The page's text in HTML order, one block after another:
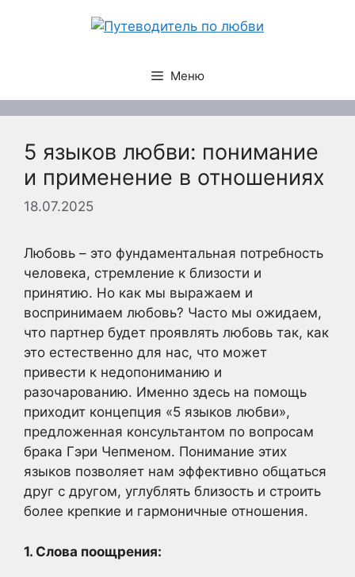
Меню
5 языков любви: понимание
и применение в отношениях
18.07.2025
Любовь – это фундаментальная потребность
человека, стремление к близости и
принятию. Но как мы выражаем и
воспринимаем любовь? Часто мы ожидаем,
что партнер будет проявлять любовь так, как
это естественно для нас, что может
привести к недопониманию и
разочарованию. Именно здесь на помощь
приходит концепция «5 языков любви»,
предложенная консультантом по вопросам
брака Гэри Чепменом. Понимание этих
языков позволяет нам эффективно общаться
друг с другом, углублять близость и строить
более крепкие и гармоничные отношения.
1. Слова поощрения: